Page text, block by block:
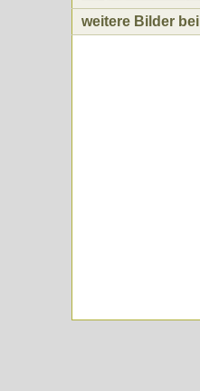
weitere Bilder bei